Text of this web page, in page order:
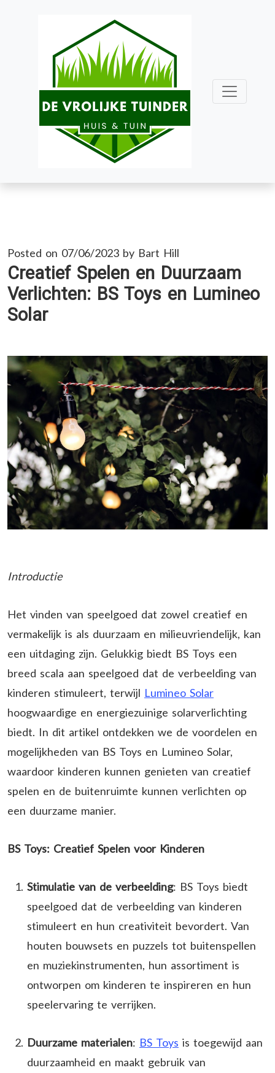
Posted on 07/06/2023 by Bart Hill
Creatief Spelen en Duurzaam
Verlichten: BS Toys en Lumineo
Solar
Introductie
Het vinden van speelgoed dat zowel creatief en
vermakelijk is als duurzaam en milieuvriendelijk, kan
een uitdaging zijn. Gelukkig biedt BS Toys een
breed scala aan speelgoed dat de verbeelding van
kinderen stimuleert, terwijl Lumineo Solar
hoogwaardige en energiezuinige solarverlichting
biedt. In dit artikel ontdekken we de voordelen en
mogelijkheden van BS Toys en Lumineo Solar,
waardoor kinderen kunnen genieten van creatief
spelen en de buitenruimte kunnen verlichten op
een duurzame manier.
BS Toys: Creatief Spelen voor Kinderen
Stimulatie van de verbeelding: BS Toys biedt
speelgoed dat de verbeelding van kinderen
stimuleert en hun creativiteit bevordert. Van
houten bouwsets en puzzels tot buitenspellen
en muziekinstrumenten, hun assortiment is
ontworpen om kinderen te inspireren en hun
speelervaring te verrijken.
Duurzame materialen: BS Toys is toegewijd aan
duurzaamheid en maakt gebruik van